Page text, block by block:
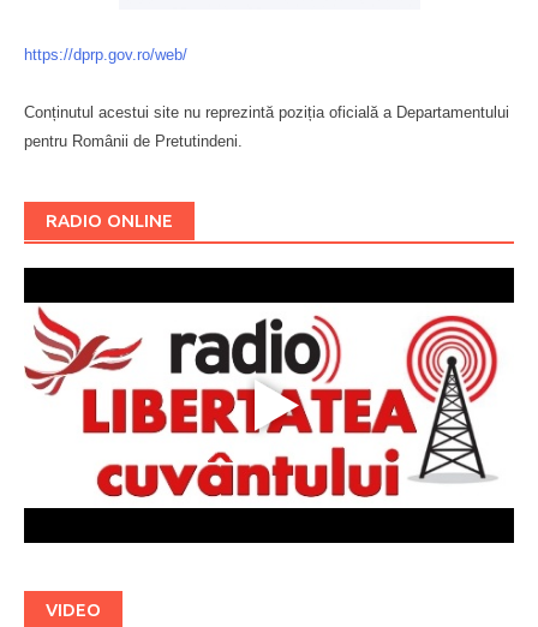
https://dprp.gov.ro/web/
Conținutul acestui site nu reprezintă poziția oficială a Departamentului
pentru Românii de Pretutindeni.
RADIO ONLINE
VIDEO